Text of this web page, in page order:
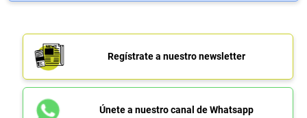
Regístrate a nuestro newsletter
Únete a nuestro canal de Whatsapp